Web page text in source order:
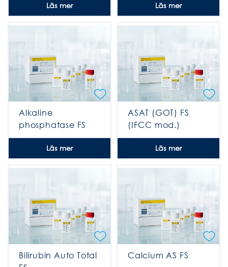
Läs mer Läs mer
Alkaline
phosphatase FS
IFCC mod. 37°C
Läs mer
ASAT (GOT) FS
(IFCC mod.)
Läs mer
Bilirubin Auto Total
Calcium AS FS